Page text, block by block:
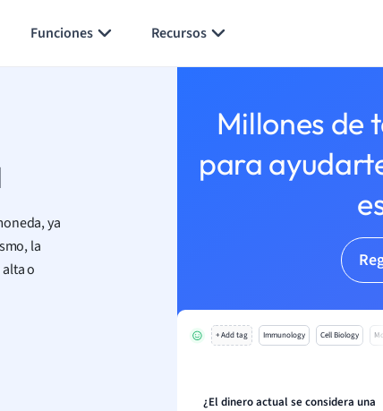
Funciones Recursos
ya
la
o
Millones de
para
+ Add tag Immunology Cell Biology Mo
¿El dinero actual se considera una